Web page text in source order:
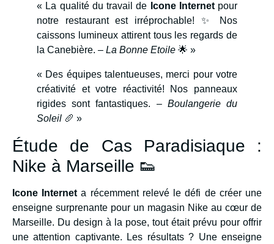
« La qualité du travail de Icone Internetpour
notre restaurant est irréprochable! ✨ Nos
caissons lumineux attirent tous les regards de
la Canebière. – La Bonne Etoile 🌟 »
« Des équipes talentueuses, merci pour votre
créativité et votre réactivité! Nos panneaux
rigides sont fantastiques. – Boulangerie du
Soleil 🥖 »
Étude de Cas Paradisiaque :
Nike à Marseille 👟
Icone Internet a récemment relevé le défi de créer une
enseigne surprenante pour un magasin Nike au cœur de
Marseille. Du design à la pose, tout était prévu pour offrir
une attention captivante. Les résultats ? Une enseigne